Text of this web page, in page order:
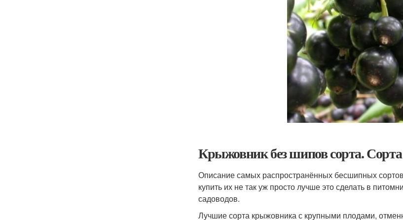
Крыжовник без шипов сорта. Сорта
Описание самых распространённых бесшипных
купить их не так уж просто лучше это сделать в
садоводов.
Лучшие сорта крыжовника с крупными плодами,